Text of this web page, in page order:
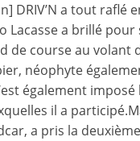
DRIV’N a tout raflé
Lacasse a brillé
de course au volant
néophyte
également imposé
il a
a pris la deuxième